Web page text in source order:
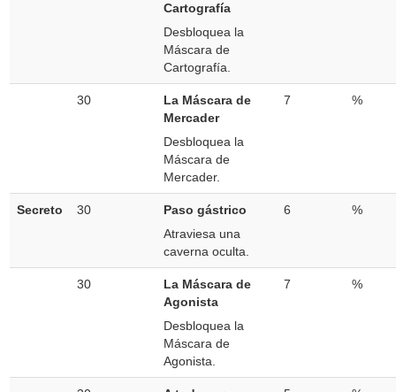
Cartografía
Desbloquea la
Máscara de
Cartografía.
30
La Máscara de
Mercader
Desbloquea la
Máscara de
Mercader.
7 %
Secreto 30
Paso gástrico
Atraviesa una
caverna oculta.
6 %
30
La Máscara de
Agonista
Desbloquea la
Máscara de
Agonista.
7 %